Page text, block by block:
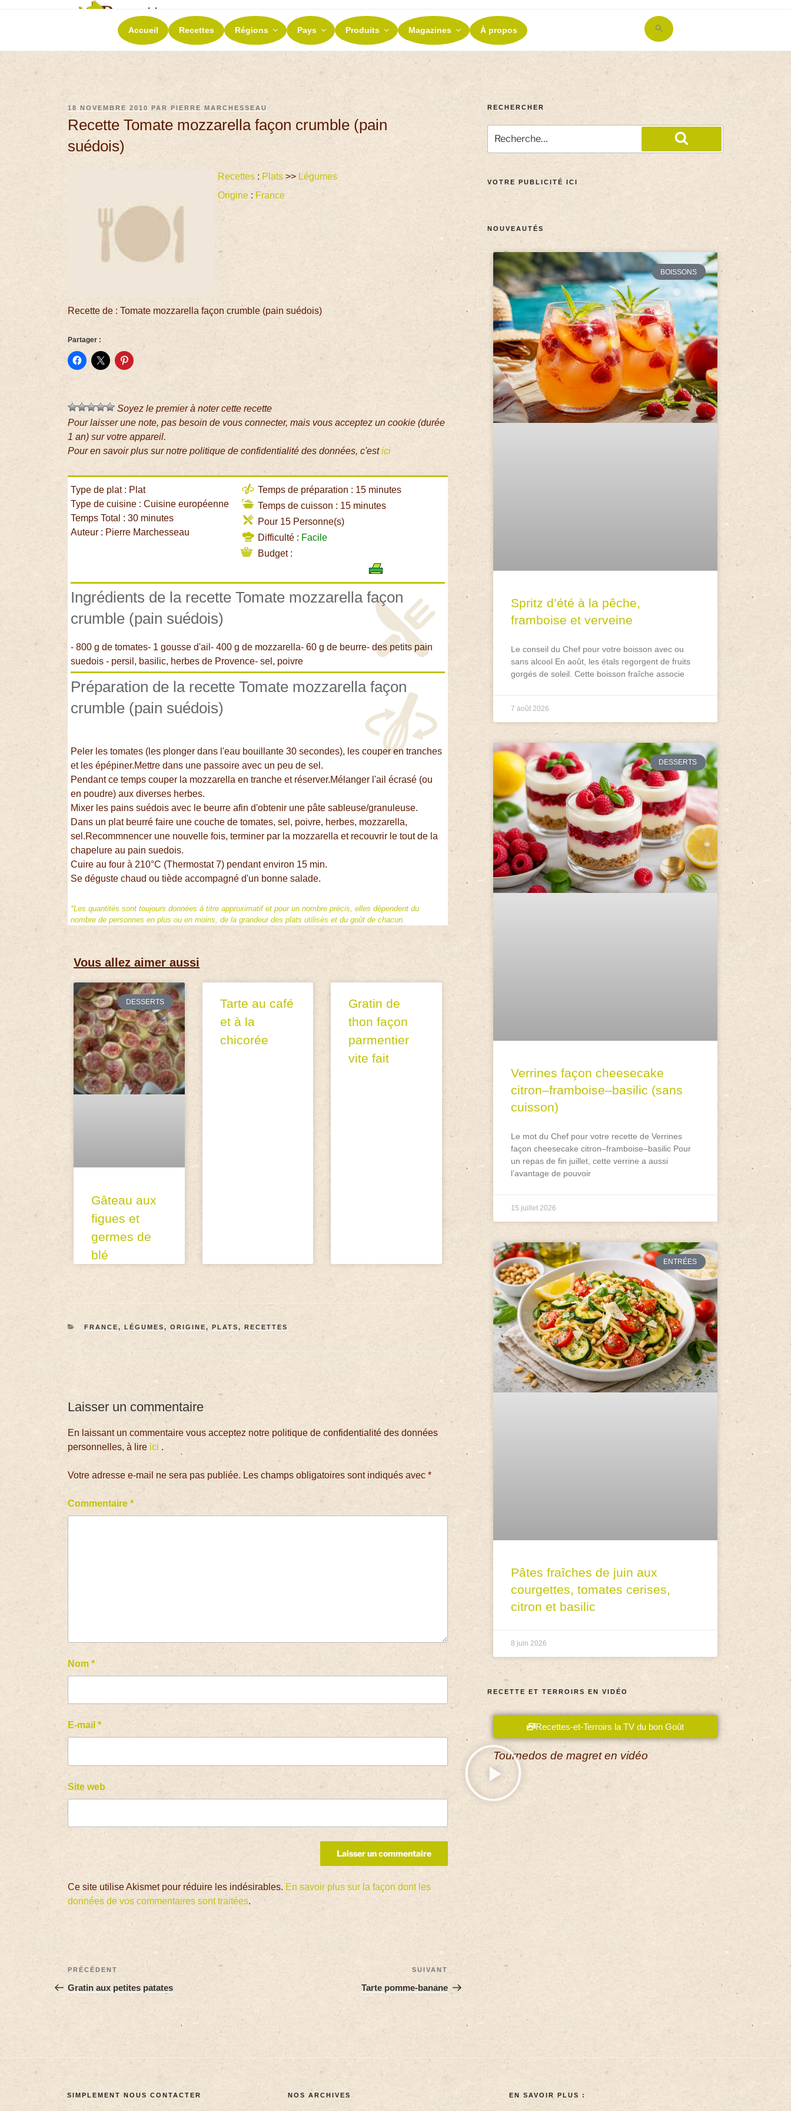
RECETTES ET TERROIRS
La richesse de nos terroirs
Accueil Recettes Régions Pays Produits Magazines À propos
Search
for:
18 NOVEMBRE 2010 PARPIERRE MARCHESSEAU
Recette Tomate mozzarella façon crumble (pain
suédois)
Recettes : Plats >> Légumes
Origine : France
Recette de : Tomate mozzarella façon crumble (pain suédois)
Partager :
Soyez le premier à noter cette recette
Pour laisser une note, pas besoin de vous connecter, mais vous acceptez un cookie (durée
1 an) sur votre appareil.
Pour en savoir plus sur notre politique de confidentialité des données, c'estici
Type de plat : Plat
Type de cuisine : Cuisine européenne
Temps Total : 30 minutes
Auteur : Pierre Marchesseau
Temps de préparation : 15 minutes
Temps de cuisson : 15 minutes
Pour 15 Personne(s)
Difficulté : Facile
Budget :
Ingrédients de la recette Tomate mozzarella façon
crumble (pain suédois)
- 800 g de tomates- 1 gousse d'ail- 400 g de mozzarella- 60 g de beurre- des petits pain
suedois - persil, basilic, herbes de Provence- sel, poivre
Préparation de la recette Tomate mozzarella façon
crumble (pain suédois)
Peler les tomates (les plonger dans l'eau bouillante 30 secondes), les couper en tranches
et les épépiner.Mettre dans une passoire avec un peu de sel.
Pendant ce temps couper la mozzarella en tranche et réserver.Mélanger l'ail écrasé (ou
en poudre) aux diverses herbes.
Mixer les pains suédois avec le beurre afin d'obtenir une pâte sableuse/granuleuse.
Dans un plat beurré faire une couche de tomates, sel, poivre, herbes, mozzarella,
sel.Recommnencer une nouvelle fois, terminer par la mozzarella et recouvrir le tout de la
chapelure au pain suedois.
Cuire au four à 210°C (Thermostat 7) pendant environ 15 min.
Se déguste chaud ou tiède accompagné d'un bonne salade.
*Les quantités sont toujours données à titre approximatif et pour un nombre précis, elles dépendent du
nombre de personnes en plus ou en moins, de la grandeur des plats utilisés et du goût de chacun.
Vous allez aimer aussi
DESSERTS
Gâteau aux
figues et
germes de
blé
Tarte au café
et à la
chicorée
Gratin de
thon façon
parmentier
vite fait
FRANCE, LÉGUMES, ORIGINE, PLATS, RECETTES
Laisser un commentaire
En laissant un commentaire vous acceptez notre politique de confidentialité des données
personnelles, à lire ici .
Votre adresse e-mail ne sera pas publiée. Les champs obligatoires sont indiqués avec*
Commentaire*
Nom*
E-mail*
Site web
Ce site utilise Akismet pour réduire les indésirables. En savoir plus sur la façon dont les
données de vos commentaires sont traitées.
PRÉCÉDENT
Gratin aux petites patates
SUIVANT
Tarte pomme-banane
RECHERCHER
VOTRE PUBLICITÉ ICI
NOUVEAUTÉS
BOISSONS
Spritz d’été à la pêche,
framboise et verveine
Le conseil du Chef pour votre boisson avec ou
sans alcool En août, les étals regorgent de fruits
gorgés de soleil. Cette boisson fraîche associe
7 août 2026
DESSERTS
Verrines façon cheesecake
citron–framboise–basilic (sans
cuisson)
Le mot du Chef pour votre recette de Verrines
façon cheesecake citron–framboise–basilic Pour
un repas de fin juillet, cette verrine a aussi
l’avantage de pouvoir
15 juillet 2026
ENTRÉES
Pâtes fraîches de juin aux
courgettes, tomates cerises,
citron et basilic
8 juin 2026
RECETTE ET TERROIRS EN VIDÉO
Recettes-et-Terroirs la TV du bon Goût
Tournedos de magret en vidéo
SIMPLEMENT NOUS CONTACTER NOS ARCHIVES EN SAVOIR PLUS :